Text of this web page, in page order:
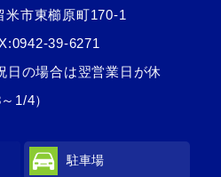
米市東櫛原町170-1
39-6271
日の場合は翌営業日が休
1/4）
駐車場